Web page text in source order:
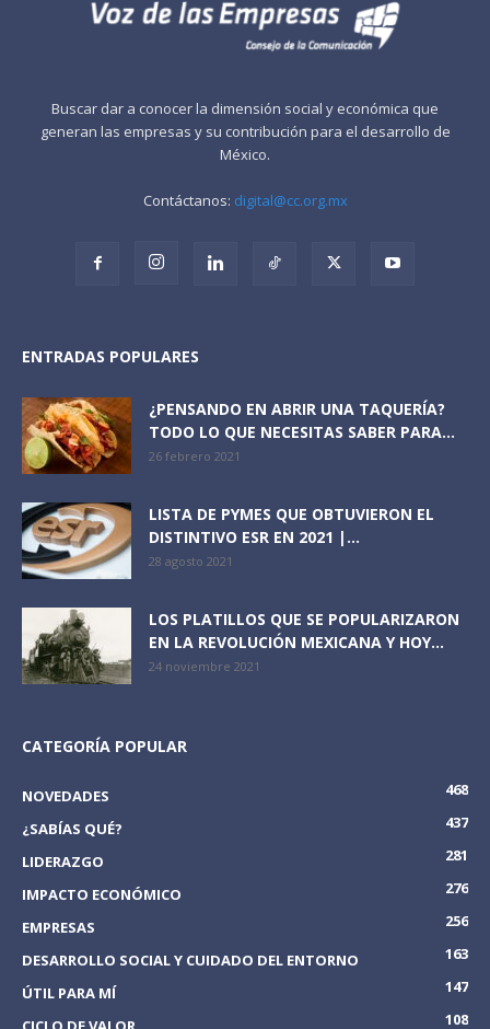
Buscar dar a conocer la dimensión social y económica que
generan las empresas y su contribución para el desarrollo de
México.
Contáctanos: digital@cc.org.mx
ENTRADAS POPULARES
¿PENSANDO EN ABRIR UNA TAQUERÍA?
TODO LO QUE NECESITAS SABER PARA...
26 febrero 2021
LISTA DE PYMES QUE OBTUVIERON EL
DISTINTIVO ESR EN 2021 |...
28 agosto 2021
LOS PLATILLOS QUE SE POPULARIZARON
EN LA REVOLUCIÓN MEXICANA Y HOY...
24 noviembre 2021
CATEGORÍA POPULAR
NOVEDADES
468
¿SABÍAS QUÉ?
437
LIDERAZGO
281
IMPACTO ECONÓMICO
276
EMPRESAS
256
DESARROLLO SOCIAL Y CUIDADO DEL ENTORNO
163
ÚTIL PARA MÍ
147
108